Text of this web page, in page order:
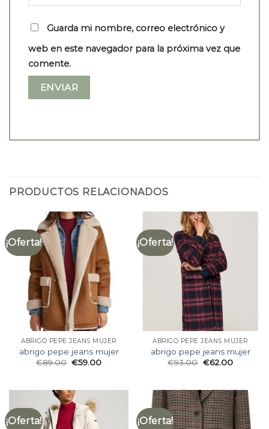
Guarda mi nombre, correo electrónico y
web en este navegador para la próxima vez que
comente.
PRODUCTOS RELACIONADOS
¡Oferta!
ABRIGO PEPE JEANS MUJER
abrigo pepe jeans mujer
€89.00 €59.00
¡Oferta!
ABRIGO PEPE JEANS MUJER
abrigo pepe jeans mujer
€93.00 €62.00
¡Oferta! ¡Oferta!